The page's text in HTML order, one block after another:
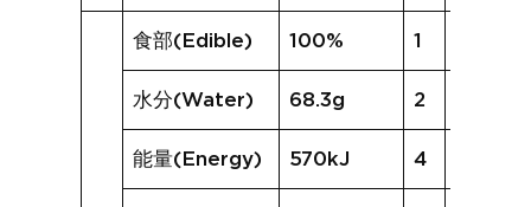
食部(Edible) 100% 1
水分(Water) 68.3g 2
能量(Energy) 570kJ 4